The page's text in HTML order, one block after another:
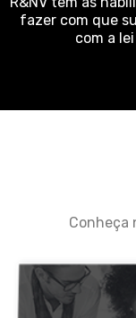
fazer com que
com a
Conheça